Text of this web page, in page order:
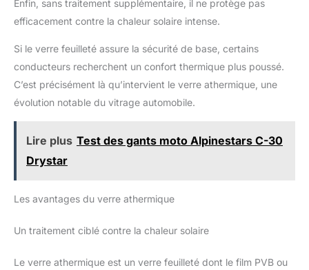
Enfin, sans traitement supplémentaire, il ne protège pas
efficacement contre la chaleur solaire intense.
Si le verre feuilleté assure la sécurité de base, certains
conducteurs recherchent un confort thermique plus poussé.
C’est précisément là qu’intervient le verre athermique, une
évolution notable du vitrage automobile.
Lire plus Test des gants moto Alpinestars C-30
Drystar
Les avantages du verre athermique
Un traitement ciblé contre la chaleur solaire
Le verre athermique est un verre feuilleté dont le film PVB ou